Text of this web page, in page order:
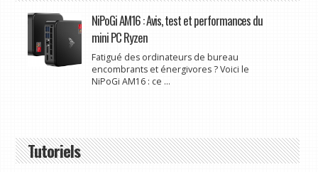
NiPoGi AM16 : Avis, test et performances du
mini PC Ryzen
Fatigué des ordinateurs de bureau
encombrants et énergivores ? Voici le
NiPoGi AM16 : ce ...
Tutoriels